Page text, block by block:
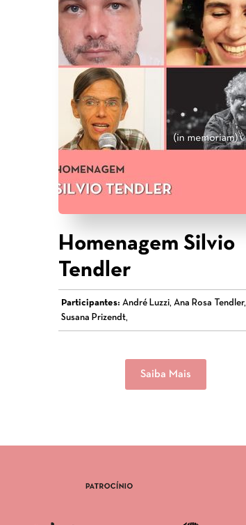
Homenagem Silvio
Tendler
Participantes: André Luzzi, Ana Rosa Tendler,
Susana Prizendt,
Saiba Mais